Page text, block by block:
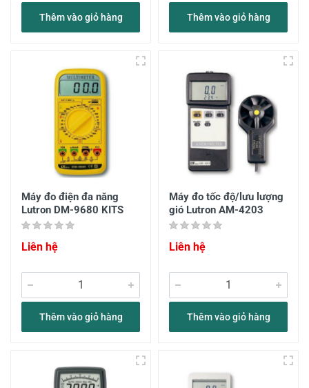
Thêm vào giỏ hàng Thêm vào giỏ hàng
Máy đo điện đa năng
Lutron DM-9680 KITS
Liên hệ
Thêm vào giỏ hàng
Máy đo tốc độ/lưu lượng
gió Lutron AM-4203
Liên hệ
Thêm vào giỏ hàng